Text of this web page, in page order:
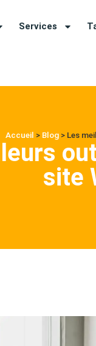
Services
Accueil > Blog > Les
site